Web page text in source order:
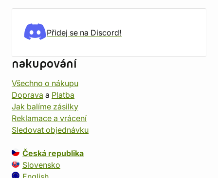
Přidej se na Discord!
nakupování
Všechno o nákupu
Doprava a Platba
Jak balíme zásilky
Reklamace a vrácení
Sledovat objednávku
Česká republika
Slovensko